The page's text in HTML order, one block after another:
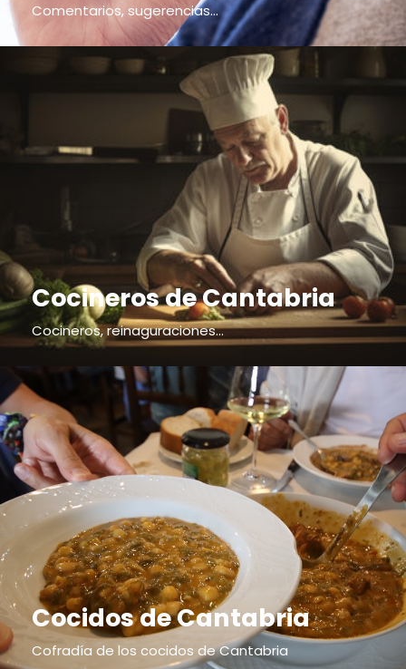
Comentarios, sugerencias...
Cocineros de Cantabria
Cocineros, reinaguraciones...
Cocidos de Cantabria
Cofradía de los cocidos de Cantabria